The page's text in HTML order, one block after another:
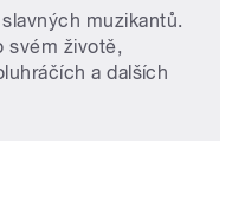
muzikantů.
svém životě,
a dalších